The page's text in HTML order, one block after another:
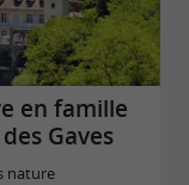
en famille
Gaves
nature